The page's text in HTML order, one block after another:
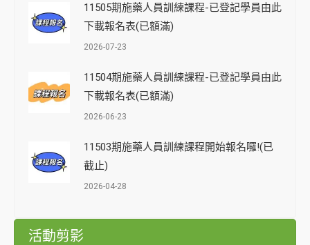
11505期施藥人員訓練課程-已登記學員由此
下載報名表(已額滿)
2026-07-23
11504期施藥人員訓練課程-已登記學員由此
下載報名表(已額滿)
2026-06-23
11503期施藥人員訓練課程開始報名囉!(已
截止)
2026-04-28
活動剪影